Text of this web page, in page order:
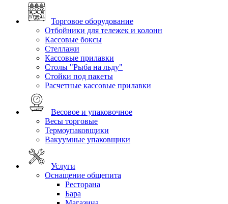
Торговое оборудование
Отбойники для тележек и колонн
Кассовые боксы
Стеллажи
Кассовые прилавки
Столы "Рыба на льду"
Стойки под пакеты
Расчетные кассовые прилавки
Весовое и упаковочное
Весы торговые
Термоупаковщики
Вакуумные упаковщики
Услуги
Оснащение общепита
Ресторана
Бара